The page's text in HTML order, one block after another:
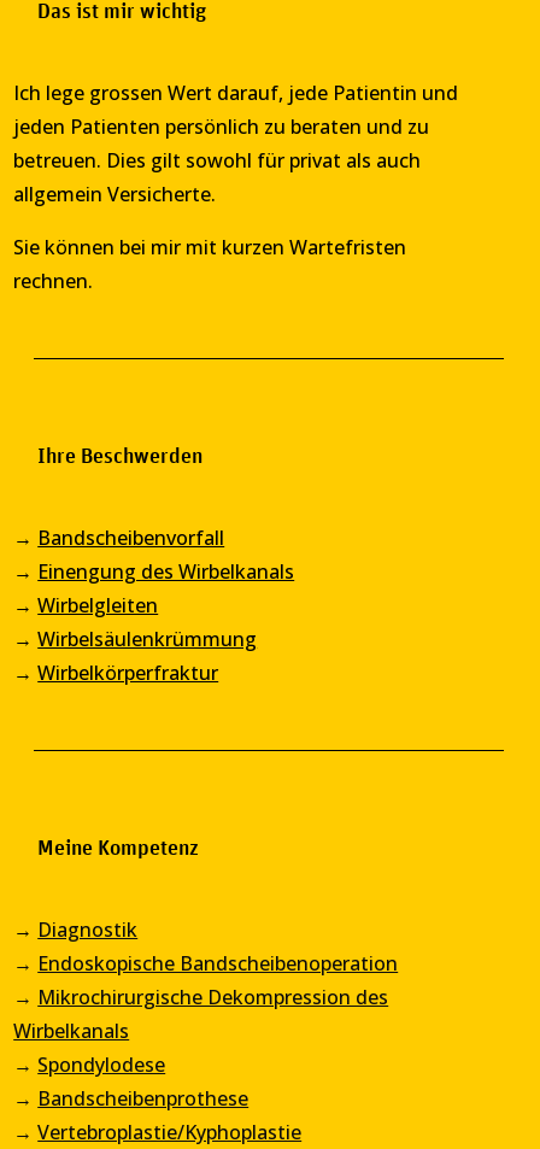
Das ist mir wichtig
Ich lege grossen Wert darauf, jede Patientin und
jeden Patienten persönlich zu beraten und zu
betreuen. Dies gilt sowohl für privat als auch
allgemein Versicherte.
Sie können bei mir mit kurzen Wartefristen
rechnen.
Ihre Beschwerden
→ Bandscheibenvorfall
→ Einengung des Wirbelkanals
→Wirbelgleiten
→Wirbelsäulenkrümmung
→Wirbelkörperfraktur
Meine Kompetenz
→ Diagnostik
→ Endoskopische Bandscheibenoperation
→ Mikrochirurgische Dekompression des
Wirbelkanals
→ Spondylodese
→ Bandscheibenprothese
→Vertebroplastie/Kyphoplastie